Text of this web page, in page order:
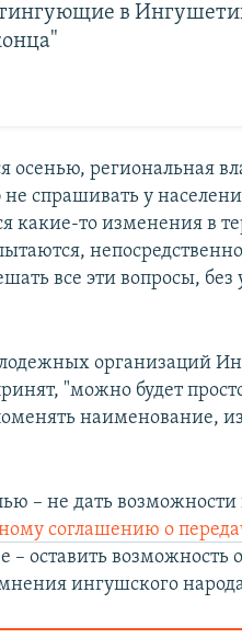
в
осенью, региональная
не спрашивать у
какие-то изменения в
все эти вопросы,
организаций
"можно будет
наименование,
– не дать возможности
соглашению о
– оставить возможность
ингушского